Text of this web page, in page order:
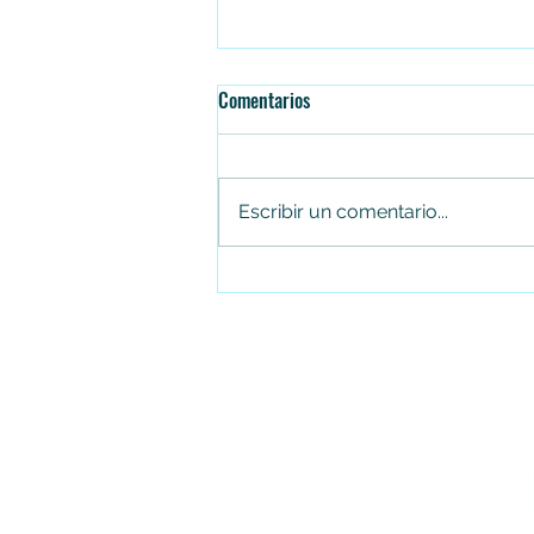
Falleció el senador Miguel Uribe
Comentarios
Escribir un comentario...